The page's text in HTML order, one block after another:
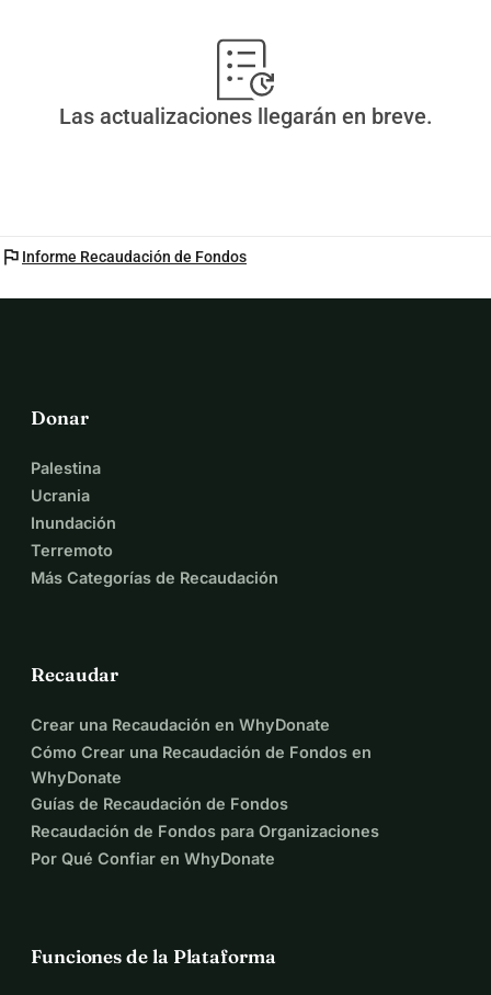
Las actualizaciones llegarán en breve.
flag Informe Recaudación de Fondos
Donar
Palestina
Ucrania
Inundación
Terremoto
Más Categorías de Recaudación
Recaudar
Crear una Recaudación en WhyDonate
Cómo Crear una Recaudación de Fondos en
WhyDonate
Guías de Recaudación de Fondos
Recaudación de Fondos para Organizaciones
Por Qué Confiar en WhyDonate
Funciones de la Plataforma